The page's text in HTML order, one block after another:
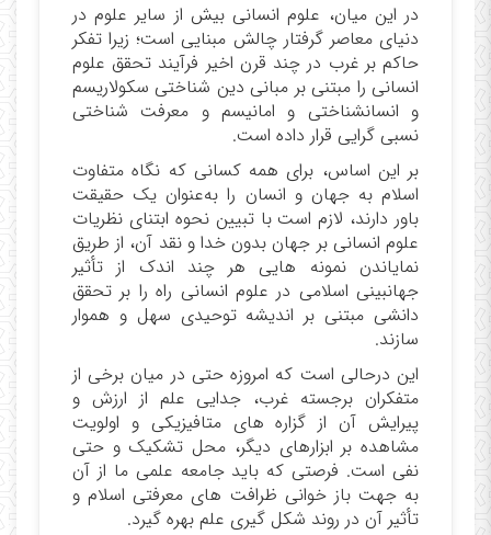
در این میان، علوم انسانی بیش از سایر علوم در
دنیای معاصر گرفتار چالش مبنایی است؛ زیرا تفکر
حاکم بر غرب در چند قرن اخیر فرآیند تحقق علوم
انسانی را مبتنی بر مبانی دین‏ شناختی سکولاریسم
و انسان‏شناختی و امانیسم و معرفت ‏شناختی
نسبی­ گرایی قرار داده است.
بر این اساس، برای همه کسانی که نگاه متفاوت‌
اسلام به جهان و انسان را به‌عنوان یک حقیقت
باور دارند، لازم است با تبیین نحوه ابتنای نظریات
علوم انسانی بر جهان بدون خدا و نقد آن، از طریق
نمایاندن نمونه‏ هایی هر چند اندک از تأثیر
جهان‏بینی اسلامی در علوم انسانی راه را بر تحقق
دانشی مبتنی بر اندیشه توحیدی سهل و هموار
سازند.
این درحالی است که امروزه حتی در میان برخی از
متفکران برجسته‌ غرب، جدایی علم از ارزش و
پیرایش آن از گزاره‏ های متافیزیکی و اولویت
مشاهده بر ابزارهای دیگر، محل تشکیک و حتی
نفی است. فرصتی که باید جامعه علمی ما از آن
به جهت باز خوانی ظرافت­ های معرفتی اسلام و
تأثیر آن در روند شکل‏ گیری علم بهره گیرد.